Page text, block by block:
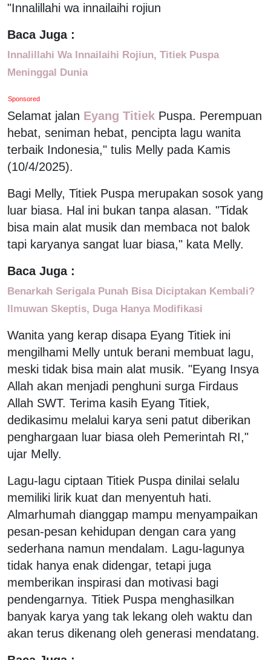
"Innalillahi wa innailaihi rojiun
Baca Juga :
Innalillahi Wa Innailaihi Rojiun, Titiek Puspa
Meninggal Dunia
Sponsored
Selamat jalan Eyang Titiek Puspa. Perempuan
hebat, seniman hebat, pencipta lagu wanita
terbaik Indonesia," tulis Melly pada Kamis
(10/4/2025).
Bagi Melly, Titiek Puspa merupakan sosok yang
luar biasa. Hal ini bukan tanpa alasan. "Tidak
bisa main alat musik dan membaca not balok
tapi karyanya sangat luar biasa," kata Melly.
Baca Juga :
Benarkah Serigala Punah Bisa Diciptakan Kembali?
Ilmuwan Skeptis, Duga Hanya Modifikasi
Wanita yang kerap disapa Eyang Titiek ini
mengilhami Melly untuk berani membuat lagu,
meski tidak bisa main alat musik. "Eyang Insya
Allah akan menjadi penghuni surga Firdaus
Allah SWT. Terima kasih Eyang Titiek,
dedikasimu melalui karya seni patut diberikan
penghargaan luar biasa oleh Pemerintah RI,"
ujar Melly.
Lagu-lagu ciptaan Titiek Puspa dinilai selalu
memiliki lirik kuat dan menyentuh hati.
Almarhumah dianggap mampu menyampaikan
pesan-pesan kehidupan dengan cara yang
sederhana namun mendalam. Lagu-lagunya
tidak hanya enak didengar, tetapi juga
memberikan inspirasi dan motivasi bagi
pendengarnya. Titiek Puspa menghasilkan
banyak karya yang tak lekang oleh waktu dan
akan terus dikenang oleh generasi mendatang.